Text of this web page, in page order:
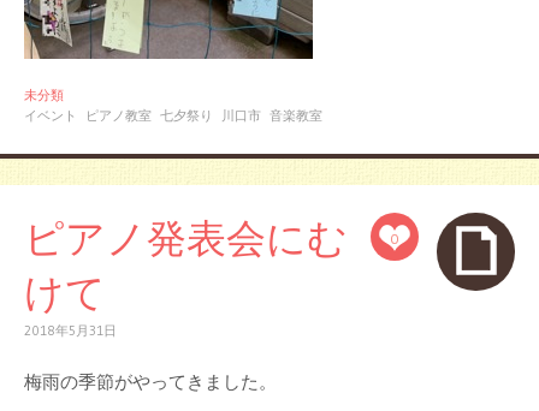
未分類
イベント
ピアノ教室 七夕祭り 川口市 音楽教室
0
ピアノ発表会にむ
けて
2018年5月31日
梅雨の季節がやってきました。